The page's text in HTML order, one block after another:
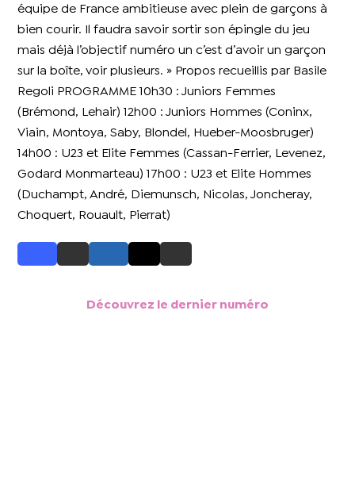
équipe de France ambitieuse avec plein de garçons à
bien courir. Il faudra savoir sortir son épingle du jeu
mais déjà l’objectif numéro un c’est d’avoir un garçon
sur la boîte, voir plusieurs. » Propos recueillis par Basile
Regoli PROGRAMME 10h30 : Juniors Femmes
(Brémond, Lehair) 12h00 : Juniors Hommes (Coninx,
Viain, Montoya, Saby, Blondel, Hueber-Moosbruger)
14h00 : U23 et Elite Femmes (Cassan-Ferrier, Levenez,
Godard Monmarteau) 17h00 : U23 et Elite Hommes
(Duchampt, André, Diemunsch, Nicolas, Joncheray,
Choquert, Rouault, Pierrat)
Découvrez le dernier numéro